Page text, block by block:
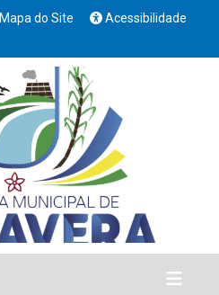
Mapa do Site
Acessibilidade